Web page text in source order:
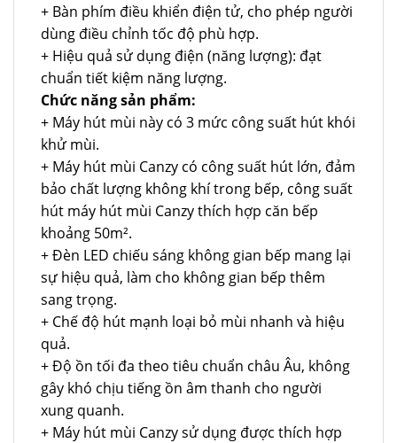
+ Bàn phím điều khiển điện tử, cho phép người
dùng điều chỉnh tốc độ phù hợp.
+ Hiệu quả sử dụng điện (năng lượng): đạt
chuẩn tiết kiệm năng lượng.
Chức năng sản phẩm:
+ Máy hút mùi này có 3 mức công suất hút khói
khử mùi.
+ Máy hút mùi Canzy có công suất hút lớn, đảm
bảo chất lượng không khí trong bếp, công suất
hút máy hút mùi Canzy thích hợp căn bếp
khoảng 50m².
+ Đèn LED chiếu sáng không gian bếp mang lại
sự hiệu quả, làm cho không gian bếp thêm
sang trọng.
+ Chế độ hút mạnh loại bỏ mùi nhanh và hiệu
quả.
+ Độ ồn tối đa theo tiêu chuẩn châu Âu, không
gây khó chịu tiếng ồn âm thanh cho người
xung quanh.
+ Máy hút mùi Canzy sử dụng được thích hợp